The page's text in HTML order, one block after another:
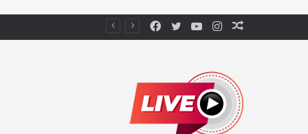
Instagram
YouTube
Twitter
Facebook